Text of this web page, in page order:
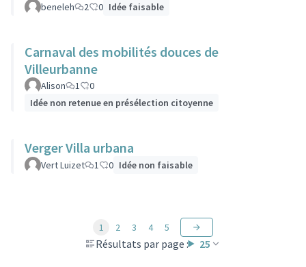
beneleh 2 0 Idée faisable
Carnaval des mobilités douces de
Villeurbanne
Alison 1
0
Idée non retenue en présélection citoyenne
Verger Villa urbana
Vert Luizet 1 0 Idée non faisable
Résultats par page : 25
1 2 3 4 5